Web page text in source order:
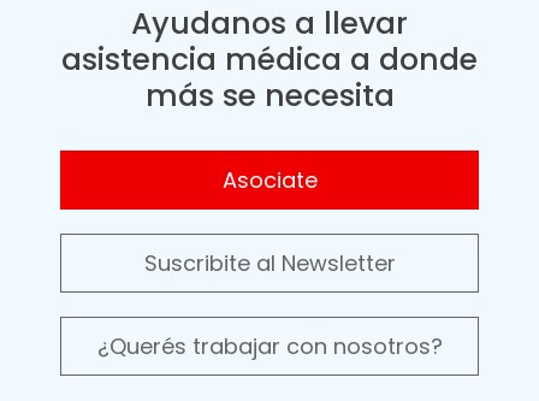
Ayudanos a llevar
asistencia médica a donde
más se necesita
Asociate
Suscribite al Newsletter
¿Querés trabajar con nosotros?